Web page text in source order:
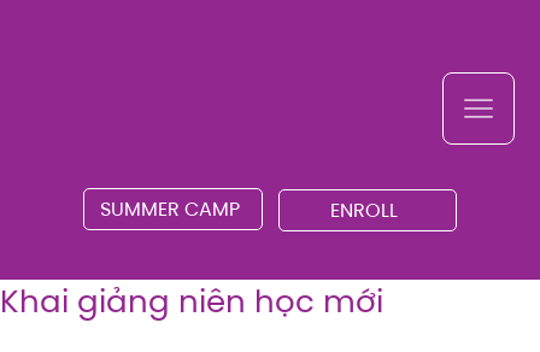
SUMMER CAMP ENROLL
Khai giảng niên học mới